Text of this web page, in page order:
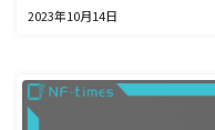
2023年10月14日